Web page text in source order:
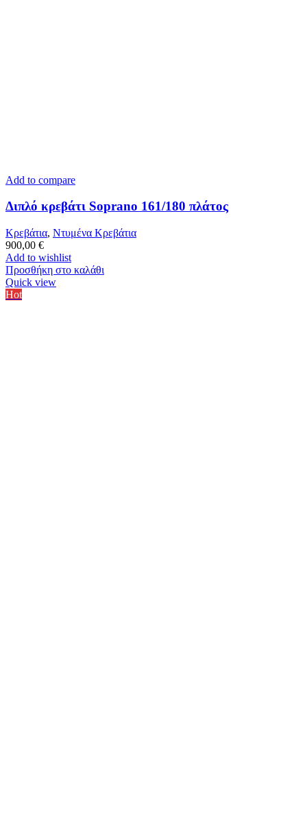
Add to compare
Διπλό κρεβάτι Soprano 161/180 πλάτος
Κρεβάτια, Ντυμένα Κρεβάτια
900,00 €
Add to wishlist
Προσθήκη στο καλάθι
Quick view
Hot